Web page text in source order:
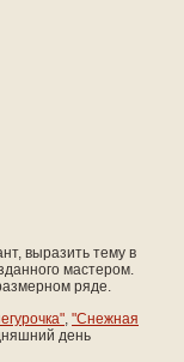
выразить тему в
мастером.
ряде.
, "Снежная
день